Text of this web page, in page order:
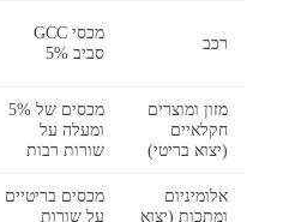
רכב
מכסי GCC
סביב 5%
מזון ומוצרים
חקלאיים
(יצוא בריטי)
מכסים של 5%
ומעלה על
שורות רבות
אלומיניום
ומתכות (יצוא
מכסים בריטיים
על שורות